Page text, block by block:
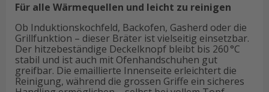
Für alle Wärmequellen und leicht zu reinigen
Ob Induktionskochfeld, Backofen, Gasherd oder die
Grillfunktion – dieser Bräter ist vielseitig einsetzbar.
Der hitzebeständige Deckelknopf bleibt bis 260 °C
stabil und ist auch mit Ofenhandschuhen gut
greifbar. Die emaillierte Innenseite erleichtert die
Reinigung, während die grossen Griffe ein sicheres